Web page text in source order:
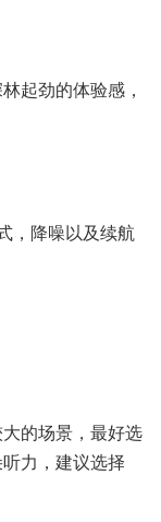
起劲的体验感，
，降噪以及续航
的场景，最好选
力，建议选择